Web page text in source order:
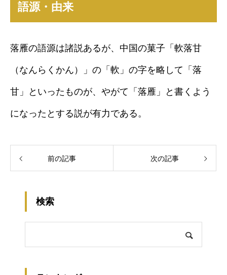
語源・由来
落雁の語源は諸説あるが、中国の菓子「軟落甘
（なんらくかん）」の「軟」の字を略して「落
甘」といったものが、やがて「落雁」と書くよう
になったとする説が有力である。
前の記事 次の記事
検索